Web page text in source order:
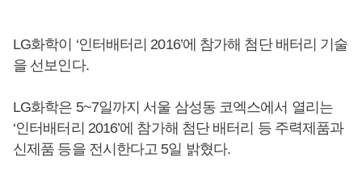
LG화학이 ‘인터배터리 2016’에 참가해 첨단 배터리 기술
을 선보인다.
LG화학은 5~7일까지 서울 삼성동 코엑스에서 열리는
‘인터배터리 2016’에 참가해 첨단 배터리 등 주력제품과
신제품 등을 전시한다고 5일 밝혔다.